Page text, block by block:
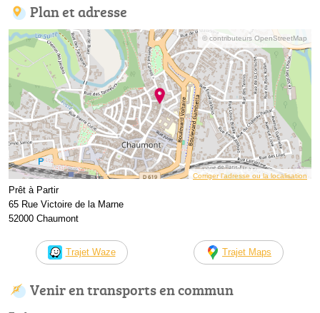
Plan et adresse
© contributeurs OpenStreetMap
Corriger l’adresse ou la localisation
Prêt à Partir
65 Rue Victoire de la Marne
52000 Chaumont
Trajet Waze Trajet Maps
Venir en transports en commun